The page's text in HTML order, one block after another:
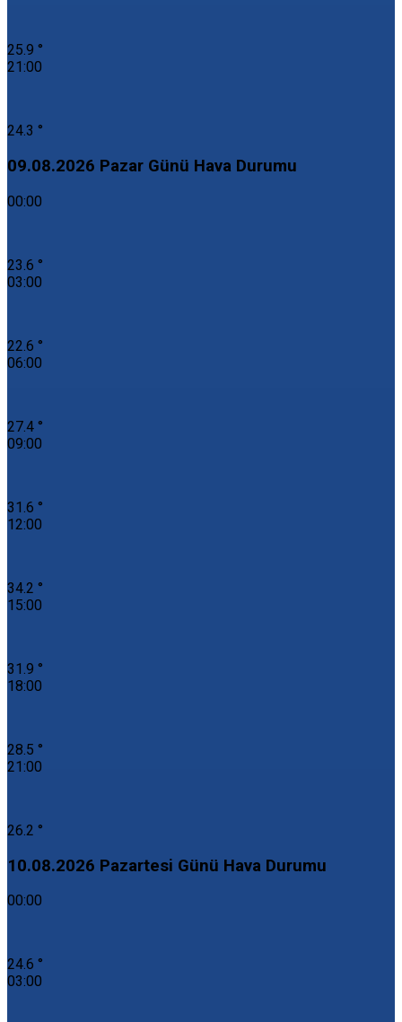
25.9 °
21:00
24.3 °
09.08.2026 Pazar Günü Hava Durumu
00:00
23.6 °
03:00
22.6 °
06:00
27.4 °
09:00
31.6 °
12:00
34.2 °
15:00
31.9 °
18:00
28.5 °
21:00
26.2 °
10.08.2026 Pazartesi Günü Hava Durumu
00:00
24.6 °
03:00